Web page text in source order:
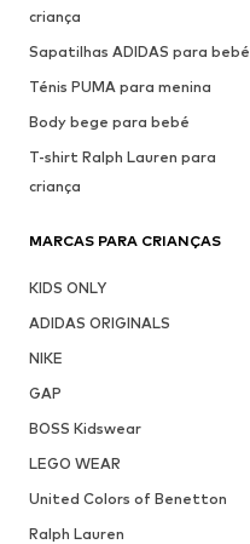
criança
Sapatilhas ADIDAS para bebé
Ténis PUMA para menina
Body bege para bebé
T-shirt Ralph Lauren para
criança
MARCAS PARA CRIANÇAS
KIDS ONLY
ADIDAS ORIGINALS
NIKE
GAP
BOSS Kidswear
LEGO WEAR
United Colors of Benetton
Ralph Lauren